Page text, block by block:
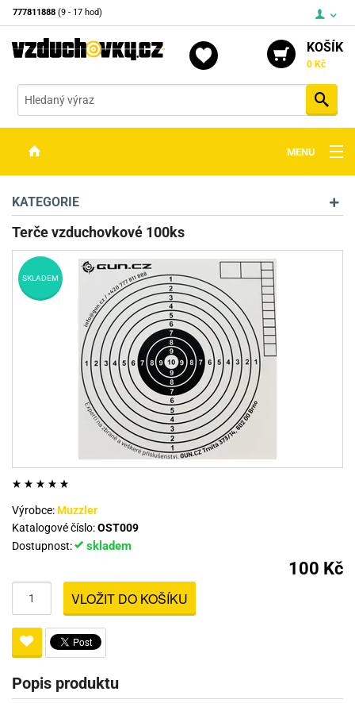
777811888 (9 - 17 hod)
KOŠÍK
0 Kč
MENU
OPTIKA
STŘELIVO
PŘÍSLUŠENSTVÍ
DETEKTORY KOVŮ
KONTAKTY
KATEGORIE
Terče vzduchovkové 100ks
SKLADEM
Výrobce:Muzzler
Katalogové číslo:OST009
Dostupnost:
skladem
100 Kč
VLOŽIT DO KOŠÍKU
Popis produktu